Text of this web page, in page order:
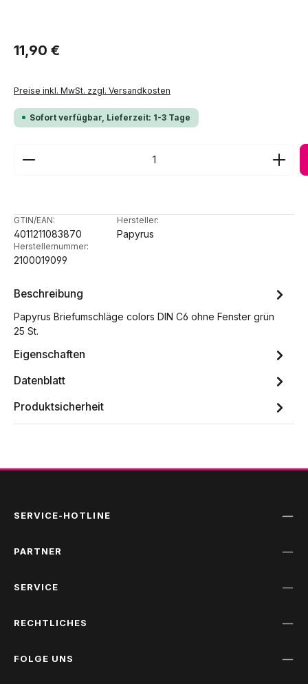
Regulärer Preis:
11,90 €
Preise inkl. MwSt. zzgl. Versandkosten
Sofort verfügbar, Lieferzeit: 1-3 Tage
Produkt Anzahl: Gib den gewünschten Wert ein
GTIN/EAN:
4011211083870
Hersteller:
Papyrus
Herstellernummer:
2100019099
Beschreibung
Papyrus Briefumschläge colors DIN C6 ohne Fenster grün
25 St.
Eigenschaften
Datenblatt
Produktsicherheit
SERVICE-HOTLINE
PARTNER
SERVICE
RECHTLICHES
FOLGE UNS